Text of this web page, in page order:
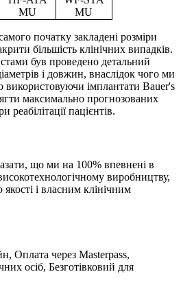
MU
MU
початку закладені розміри
більшість клінічних випадків.
був проведено детальний
і довжин, внаслідок чого ми
імплантати Bauer's
максимально прогнозованих
реабілітації пацієнтів.
що ми на 100% впевнені в
виробництву,
і власним клінічним
Оплата через Masterpass,
осіб, Безготівковий для